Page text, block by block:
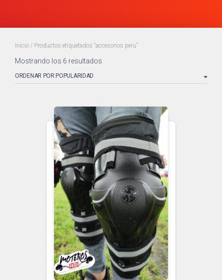
Inicio / Productos etiquetados “accesorios peru”
Mostrando los 6 resultados